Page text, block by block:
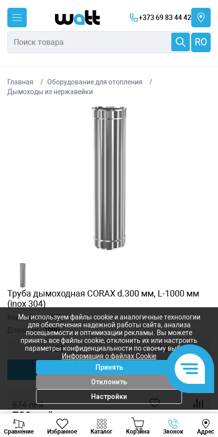
+373 69 83 44 42
RO
Главная
Оборудование для отопления
Дымоходы из нержавейки
Труба дымоходная CORAX d.300 мм, L-1000 мм
(inox 304)
Код товара:56850
Длина, мм:1000
250 500
874лей
780лей
Сравнение Избранное Каталог Корзина Звонок Адрес
Viber Whatsapp
Мы используем файлы cookie и аналогичные технологии
для обеспечения надежной работы сайта, анализа
посещаемости и оптимизации рекламы. Вы можете
принять все файлы cookie, отклонить их или настроить
параметры конфиденциальности по своему выбору.
Информация о файлах Cookie
Принять
Отклонить
Настройки